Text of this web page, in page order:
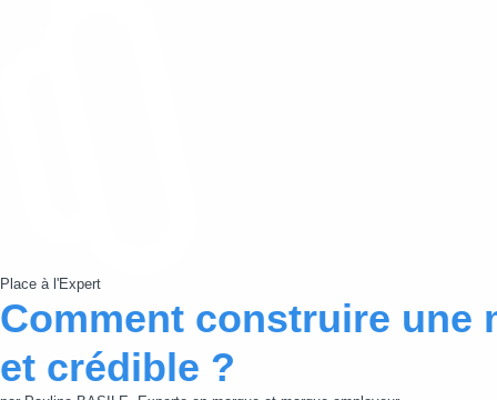
Place à l'Expert
Comment construire une
et crédible ?